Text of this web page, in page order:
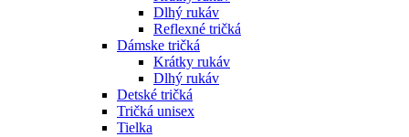
Dlhý rukáv
Reflexné tričká
Dámske tričká
Krátky rukáv
Dlhý rukáv
Detské tričká
Tričká unisex
Tielka